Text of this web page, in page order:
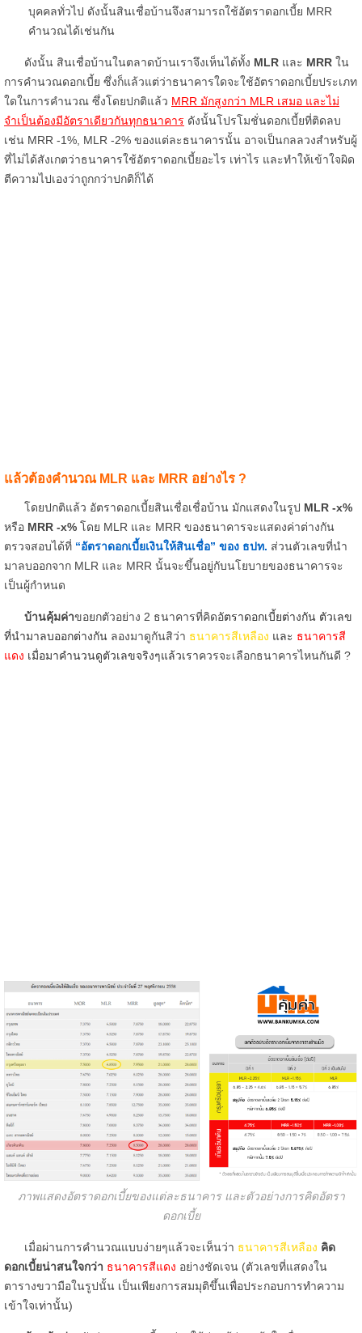
บุคคลทั่วไป ดังนั้นสินเชื่อบ้านจึงสามารถใช้อัตราดอกเบี้ย MRR
คำนวณได้เช่นกัน
ดังนั้น สินเชื่อบ้านในตลาดบ้านเราจึงเห็นได้ทั้ง MLR และ MRR ใน
การคำนวณดอกเบี้ย ซึ่งก็แล้วแต่ว่าธนาคารใดจะใช้อัตราดอกเบี้ยประเภท
ใดในการคำนวณ ซึ่งโดยปกติแล้ว MRR มักสูงกว่า MLR เสมอ และไม่
จำเป็นต้องมีอัตราเดียวกันทุกธนาคาร ดังนั้นโปรโมชั่นดอกเบี้ยที่ติดลบ
เช่น MRR -1%, MLR -2% ของแต่ละธนาคารนั้น อาจเป็นกลลวงสำหรับผู้
ที่ไม่ได้สังเกตว่าธนาคารใช้อัตราดอกเบี้ยอะไร เท่าไร และทำให้เข้าใจผิด
ตีความไปเองว่าถูกกว่าปกติก็ได้
แล้วต้องคำนวณ MLR และ MRR อย่างไร ?
โดยปกติแล้ว อัตราดอกเบี้ยสินเชื่อเชื่อบ้าน มักแสดงในรูป MLR -x%
หรือ MRR -x% โดย MLR และ MRR ของธนาคารจะแสดงค่าต่างกัน
ตรวจสอบได้ที่ “อัตราดอกเบี้ยเงินให้สินเชื่อ” ของ ธปท. ส่วนตัวเลขที่นำ
มาลบออกจาก MLR และ MRR นั้นจะขึ้นอยู่กับนโยบายของธนาคารจะ
เป็นผู้กำหนด
บ้านคุ้มค่าขอยกตัวอย่าง 2 ธนาคารที่คิดอัตราดอกเบี้ยต่างกัน ตัวเลข
ที่นำมาลบออกต่างกัน ลองมาดูกันสิว่า ธนาคารสีเหลือง และ ธนาคารสี
แดง เมื่อมาคำนวนดูตัวเลขจริงๆแล้วเราควรจะเลือกธนาคารไหนกันดี ?
ภาพแสดงอัตราดอกเบี้ยของแต่ละธนาคาร และตัวอย่างการคิดอัตรา
ดอกเบี้ย
เมื่อผ่านการคำนวณแบบง่ายๆแล้วจะเห็นว่า ธนาคารสีเหลือง คิด
ดอกเบี้ยน่าสนใจกว่า ธนาคารสีแดง อย่างชัดเจน (ตัวเลขที่แสดงใน
ตารางขวามือในรูปนั้น เป็นเพียงการสมมุติขึ้นเพื่อประกอบการทำความ
เข้าใจเท่านั้น)